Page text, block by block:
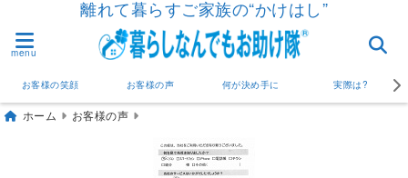
離れて暮らすご家族の“かけはし”
menu
お客様の笑顔 お客様の声 何が決め手に 実際は?
ホーム お客様の声